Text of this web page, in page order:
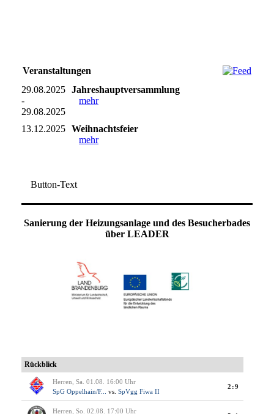
Veranstaltungen
29.08.2025
-
29.08.2025
Jahreshauptversammlung
mehr
13.12.2025 Weihnachtsfeier
mehr
Button-Text
Sanierung der Heizungsanlage und des Besucherbades
über LEADER